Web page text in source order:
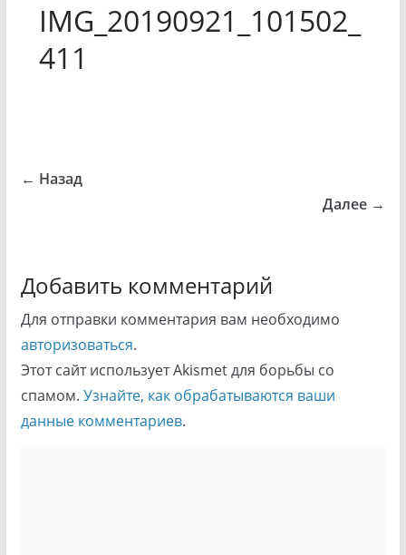
IMG_20190921_101502_
411
← Назад
Далее →
Добавить комментарий
Для отправки комментария вам необходимо
авторизоваться.
Этот сайт использует Akismet для борьбы со
спамом. Узнайте, как обрабатываются ваши
данные комментариев.